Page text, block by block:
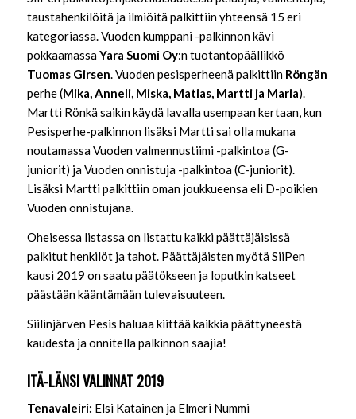
taustahenkilöitä ja ilmiöitä palkittiin yhteensä 15 eri
kategoriassa. Vuoden kumppani -palkinnon kävi
pokkaamassaYara Suomi Oy:n tuotantopäällikkö
Tuomas Girsen. Vuoden pesisperheenä palkittiin Röngän
perhe (Mika, Anneli, Miska, Matias, Martti ja Maria).
Martti Rönkä saikin käydä lavalla usempaan kertaan, kun
Pesisperhe-palkinnon lisäksi Martti sai olla mukana
noutamassa Vuoden valmennustiimi -palkintoa (G-
juniorit) ja Vuoden onnistuja -palkintoa (C-juniorit).
Lisäksi Martti palkittiin oman joukkueensa eli D-poikien
Vuoden onnistujana.
Oheisessa listassa on listattu kaikki päättäjäisissä
palkitut henkilöt ja tahot. Päättäjäisten myötä SiiPen
kausi 2019 on saatu päätökseen ja loputkin katseet
päästään kääntämään tulevaisuuteen.
Siilinjärven Pesis haluaa kiittää kaikkia päättyneestä
kaudesta ja onnitella palkinnon saajia!
ITÄ-LÄNSI VALINNAT 2019
Tenavaleiri: Elsi Katainen ja Elmeri Nummi